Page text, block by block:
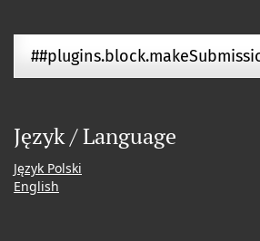
Język / Language
Język Polski
English